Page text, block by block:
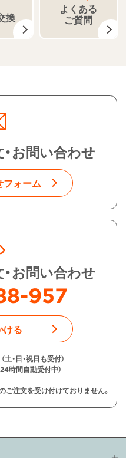
換
よくある
ご質問
お問い合わせ
フォーム
お問い合わせ
957
ける
・日・祝日も受付）
時間自動受付中）
注文を受け付けておりません。